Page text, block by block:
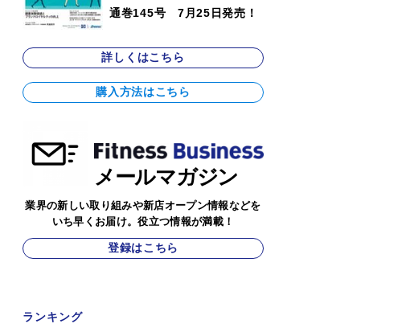
通巻145号 7月25日発売！
詳しくはこちら
購入方法はこちら
メールマガジン
業界の新しい取り組みや新店オープン情報などを
いち早くお届け。役立つ情報が満載！
登録はこちら
ランキング